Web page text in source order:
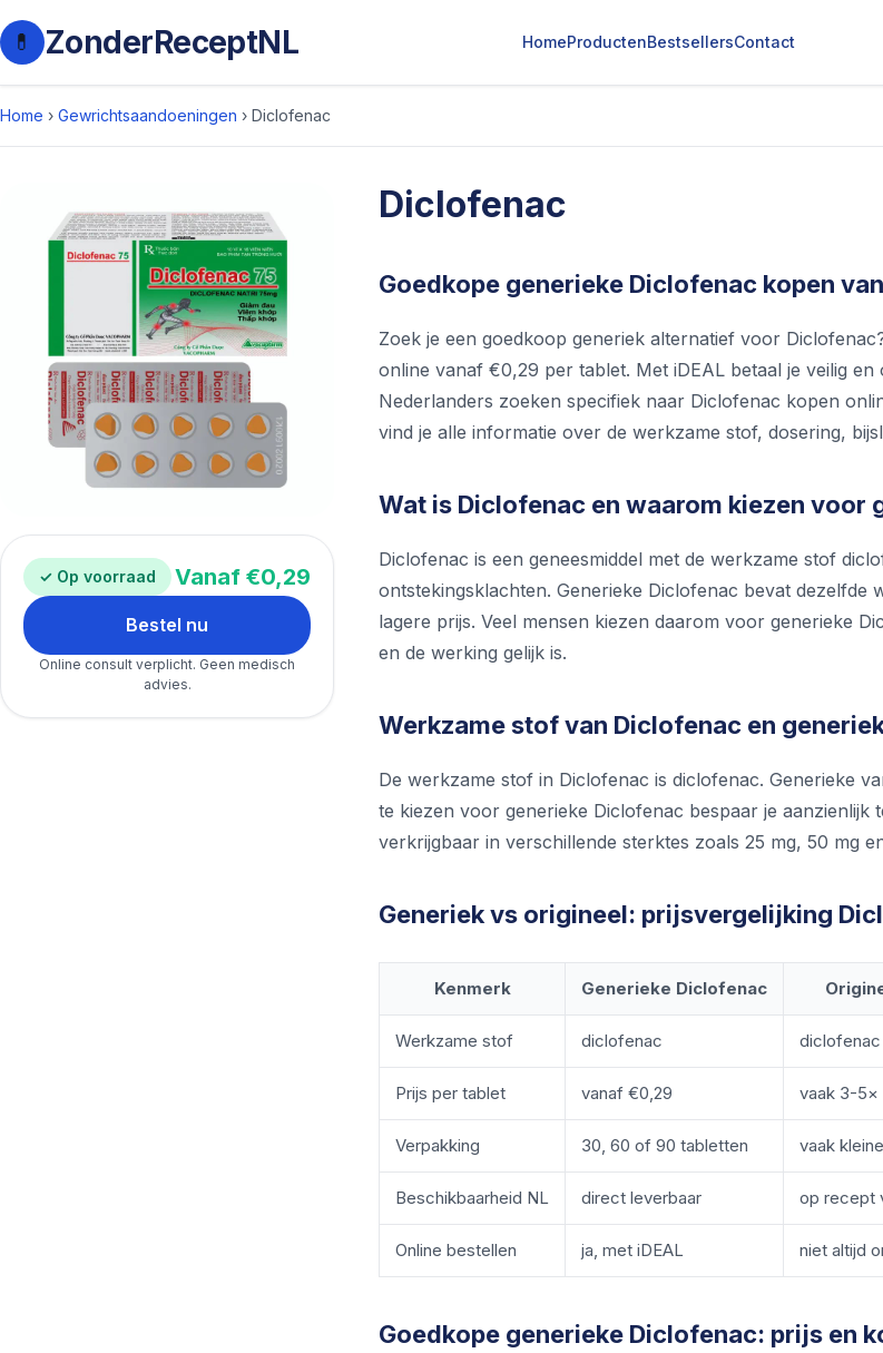
💊 ZonderReceptNL HomeProductenBestsellersContact
Home › Gewrichtsaandoeningen › Diclofenac
✓ Op voorraad Vanaf €0,29
Bestel nu
Online consult verplicht. Geen medisch
advies.
Diclofenac
Goedkope generieke Diclofenac kopen
Zoek je een goedkoop generiek alternatief voor
online vanaf €0,29 per tablet. Met iDEAL betaal je veilig
Nederlanders zoeken specifiek naar Diclofenac kopen
vind je alle informatie over de werkzame stof, dosering,
Wat is Diclofenac en waarom kiezen voor
Diclofenac is een geneesmiddel met de werkzame stof
ontstekingsklachten. Generieke Diclofenac bevat
lagere prijs. Veel mensen kiezen daarom voor generieke
en de werking gelijk is.
Werkzame stof van Diclofenac en
De werkzame stof in Diclofenac is diclofenac. Generieke
te kiezen voor generieke Diclofenac bespaar je
verkrijgbaar in verschillende sterktes zoals 25 mg, 50 mg
Generiek vs origineel: prijsvergelijking
Kenmerk Generieke Diclofenac
Werkzame stof diclofenac diclofenac
Prijs per tablet vanaf €0,29 vaak 3-5×
Verpakking 30, 60 of 90 tabletten vaak
Beschikbaarheid NL direct leverbaar op recept
Online bestellen ja, met iDEAL niet altijd
Goedkope generieke Diclofenac: prijs en